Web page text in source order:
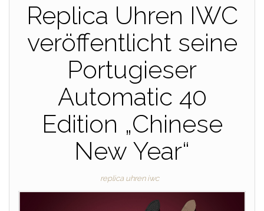
Replica Uhren IWC
veröffentlicht seine
Portugieser
Automatic 40
Edition „Chinese
New Year“
replica uhren iwc